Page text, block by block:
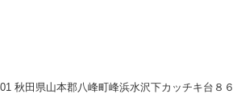
秋田県山本郡八峰町峰浜水沢下カッチキ台８